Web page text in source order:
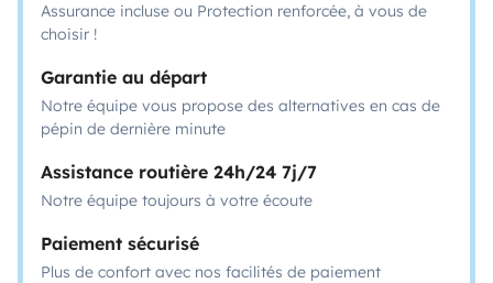
Assurance incluse ou Protection renforcée, à vous de
choisir !
Garantie au départ
Notre équipe vous propose des alternatives en cas de
pépin de dernière minute
Assistance routière 24h/24 7j/7
Notre équipe toujours à votre écoute
Paiement sécurisé
Plus de confort avec nos facilités de paiement